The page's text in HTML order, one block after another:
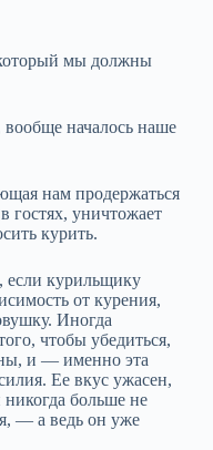
мы должны
вообще началось наше
нам продержаться
гостях, уничтожает
курить.
если курильщику
от курения,
Иногда
чтобы убедиться,
и — именно эта
Ее вкус ужасен,
больше не
— а ведь он уже